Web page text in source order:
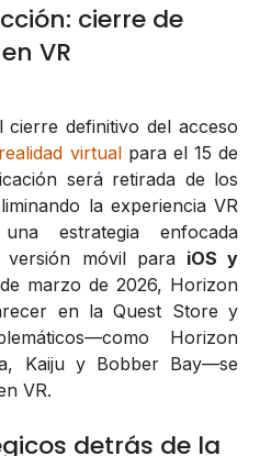
cierre de
VR
cierre definitivo del acceso
realidad virtualpara el 15 de
será retirada de los
la experiencia VR
estrategia enfocada
versión móvil para iOS y
marzo de 2026, Horizon
en la Quest Store y
Horizon
Kaiju y Bobber Bay—se
VR.
detrás de la